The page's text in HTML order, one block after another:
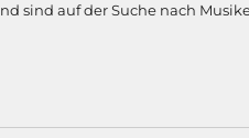
sind auf der Suche nach